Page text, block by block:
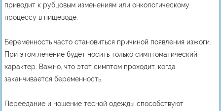
приводит к рубцовым изменениям или онкологическому
процессу в пищеводе.
Беременность часто становиться причиной появления изжоги.
При этом лечение будет носить только симптоматический
характер. Важно, что этот симптом проходит, когда
заканчивается беременность.
Переедание и ношение тесной одежды способствуют